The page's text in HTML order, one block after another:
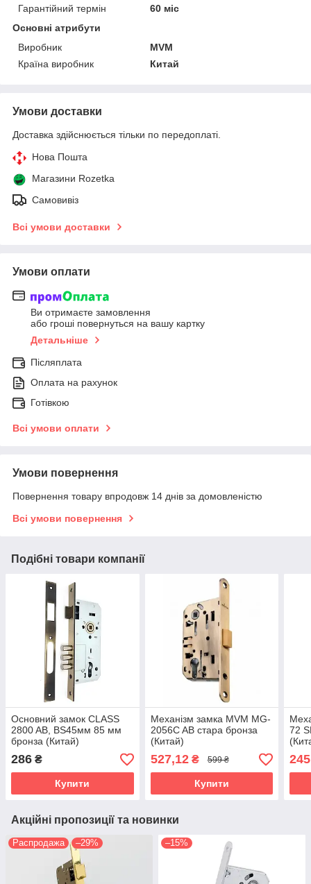
Гарантійний термін
60 міс
Основні атрибути
Виробник
MVM
Країна виробник
Китай
Умови доставки
Доставка здійснюється тільки по передоплаті.
Нова Пошта
Магазини Rozetka
Самовивіз
Всі умови доставки
Умови оплати
Ви отримаєте замовлення
або гроші повернуться на вашу картку
Детальніше
Післяплата
Оплата на рахунок
Готівкою
Всі умови оплати
Умови повернення
Повернення товару впродовж 14 днів за домовленістю
Всі умови повернення
Подібні товари компанії
Основний замок CLASS
2800 AB, BS45мм 85 мм
бронза (Китай)
286 ₴
Купити
Механізм замка MVM MG-
2056C AB стара бронза
(Китай)
527,12₴ 599 ₴
Купити
72
Акційні пропозиції та новинки
Распродажа –29% –15%